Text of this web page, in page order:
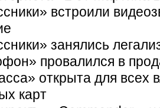
встроили
занялись
провалился в
открыта для всех
карт